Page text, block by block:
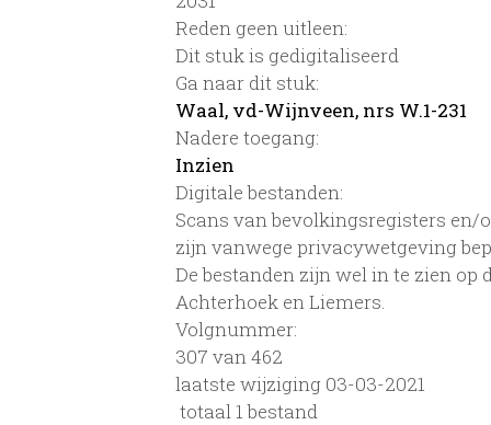
Reden geen uitleen:
Dit stuk is gedigitaliseerd
Ga naar dit stuk:
Waal, vd-Wijnveen, nrs W.1-231
Nadere toegang:
Inzien
Digitale bestanden:
Scans van bevolkingsregisters en/
zijn vanwege privacywetgeving
De bestanden zijn wel in te zien
Achterhoek en Liemers.
Volgnummer:
307 van 462
laatste wijziging 03-03-2021
totaal 1 bestand